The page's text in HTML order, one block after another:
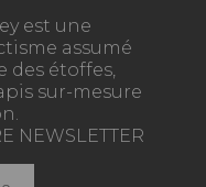
est une
assumé
des étoffes,
sur-mesure
NEWSLETTER